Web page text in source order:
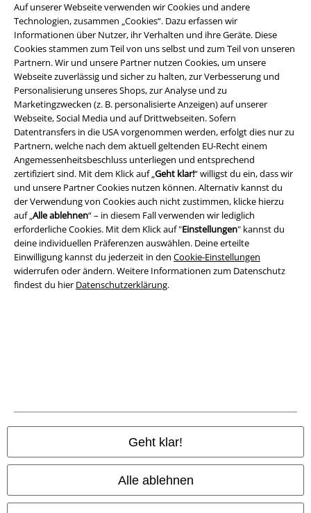
Auf unserer Webseite verwenden wir Cookies und andere
Technologien, zusammen „Cookies“. Dazu erfassen wir
Informationen über Nutzer, ihr Verhalten und ihre Geräte. Diese
Cookies stammen zum Teil von uns selbst und zum Teil von unseren
Partnern. Wir und unsere Partner nutzen Cookies, um unsere
Webseite zuverlässig und sicher zu halten, zur Verbesserung und
Personalisierung unseres Shops, zur Analyse und zu
Marketingzwecken (z. B. personalisierte Anzeigen) auf unserer
Webseite, Social Media und auf Drittwebseiten. Sofern
Datentransfers in die USA vorgenommen werden, erfolgt dies nur zu
Partnern, welche nach dem aktuell geltenden EU-Recht einem
Angemessenheitsbeschluss unterliegen und entsprechend
zertifiziert sind. Mit dem Klick auf „Geht klar!“ willigst du ein, dass wir
und unsere Partner Cookies nutzen können. Alternativ kannst du
der Verwendung von Cookies auch nicht zustimmen, klicke hierzu
auf „Alle ablehnen“ – in diesem Fall verwenden wir lediglich
erforderliche Cookies. Mit dem Klick auf "Einstellungen" kannst du
deine individuellen Präferenzen auswählen. Deine erteilte
Einwilligung kannst du jederzeit in den Cookie-Einstellungen
widerrufen oder ändern. Weitere Informationen zum Datenschutz
findest du hier Datenschutzerklärung.
Geht klar!
Alle ablehnen
Rechtliches
AGB
Impressum
Datenschutz
Entsorgung und Umweltschutz
Konformitätserklärung
© 1986-2026 E.M.P. Merchandising HGmbH